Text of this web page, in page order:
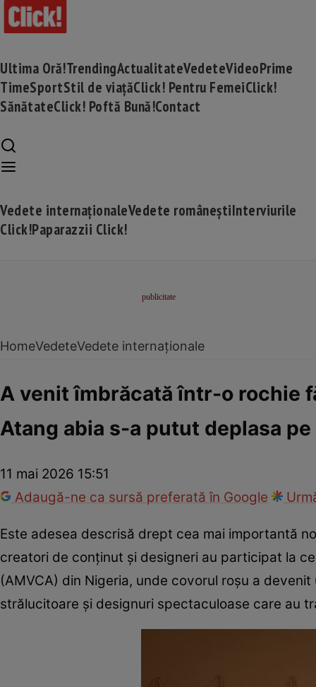
Ultima Oră!TrendingActualitateVedeteVideoPrime
TimeSportStil de viațăClick! Pentru FemeiClick!
SănătateClick! Poftă Bună!Contact
Vedete internaționaleVedete româneștiInterviurile
Click!Paparazzii Click!
HomeVedeteVedete internaționale
A venit îmbrăcată într-o rochie
Atang abia s-a putut deplasa
11 mai 2026 15:51
Adaugă-ne ca sursă preferată în Google
Este adesea descrisă drept cea mai importantă
creatori de conținut și designeri au participat la
(AMVCA) din Nigeria, unde covorul roșu a
strălucitoare și designuri spectaculoase care au